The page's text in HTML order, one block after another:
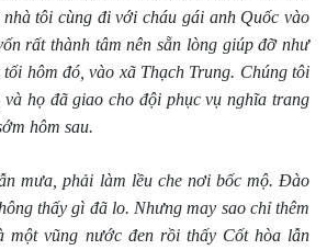
tôi cùng đi với cháu gái anh Quốc vào
rất thành tâm nên sẵn lòng giúp đỡ như
hôm đó, vào xã Thạch Trung. Chúng tôi
họ đã giao cho đội phục vụ nghĩa trang
hôm sau.
mưa, phải làm lều che nơi bốc mộ. Đào
thấy gì đã lo. Nhưng may sao chỉ thêm
một vũng nước đen rồi thấy Cốt hòa lẫn